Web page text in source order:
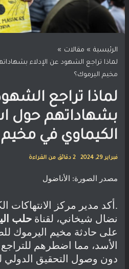
الرئيسية
مقالات
لماذا تراجع الشهود عن اﻹدلاء
مخيم اليرموك؟
لماذا تراجع
بشهاداتهم حول
الكيماوي في مخيم
فبراير 29, 2024 2 دقائق من القراءة
مصدر الصورة: الأناضول
.أكد مدير مركز الانتهاكات
نضال شيخاني، لقناةحلب
على حادثة مخيم اليرموك
اﻷسد، مما اضطرهم
دون وصول التحقيق الدولي